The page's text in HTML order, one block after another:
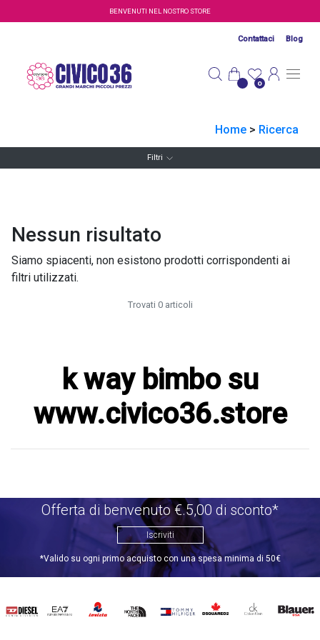
Salta al contenuto principaleBENVENUTI NEL NOSTRO STORE
Contattaci Blog
0
Home > Ricerca
Filtri
Nessun risultato
Siamo spiacenti, non esistono prodotti corrispondenti ai
filtri utilizzati.
Trovati 0 articoli
k way bimbo su
www.civico36.store
Offerta di benvenuto €.5,00 di sconto*
Iscriviti
*Valido su ogni primo acquisto con una spesa minima di 50€
DIESEL EA7 INVICTATHE
TOMMY
DSQUARED2
CALVIN BLAUER